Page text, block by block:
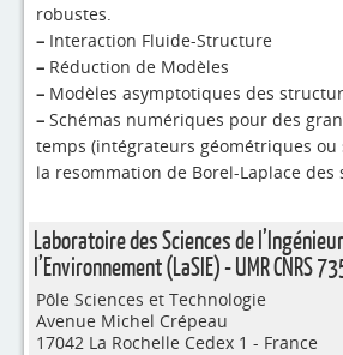
robustes.
– Interaction Fluide-Structure
– Réduction de Modèles
– Modèles asymptotiques des
– Schémas numériques pour des
temps (intégrateurs géométriques
la resommation de Borel-Laplace des
Laboratoire des Sciences de
l’Environnement (LaSIE) - UMR CNRS
Pôle Sciences et Technologie
Avenue Michel Crépeau
17042 La Rochelle Cedex 1 - France